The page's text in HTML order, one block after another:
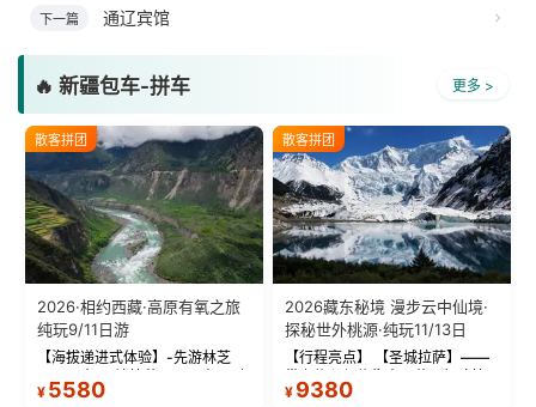
下一篇 通辽宾馆
🔥 新疆包车-拼车 更多 >
散客拼团
2026·相约西藏·高原有氧之旅
纯玩9/11日游
【海拔递进式体验】-先游林芝
(2900米)再访拉萨(3650米)，亲
测 99%游客零高反 。 【贴心保
¥ 5580
散客拼团
2026藏东秘境 漫步云中仙境·
探秘世外桃源·纯玩11/13日
【行程亮点】 【圣城拉萨】——
带上信心与信仰去西藏，行吟拉
萨，感受这座城与生俱来的与众
¥ 9380